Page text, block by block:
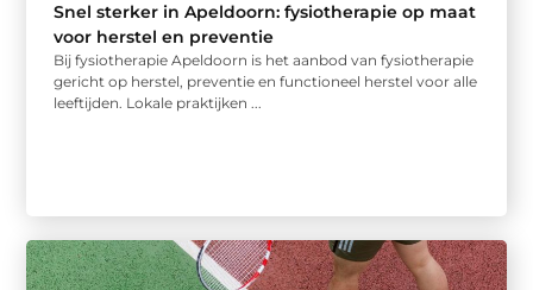
Snel sterker in Apeldoorn: fysiotherapie op maat
voor herstel en preventie
Bij fysiotherapie Apeldoorn is het aanbod van fysiotherapie
gericht op herstel, preventie en functioneel herstel voor alle
leeftijden. Lokale praktijken ...